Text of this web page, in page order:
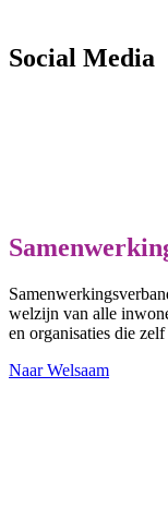
Social Media
welzijn van alle
en organisaties die
Naar Welsaam